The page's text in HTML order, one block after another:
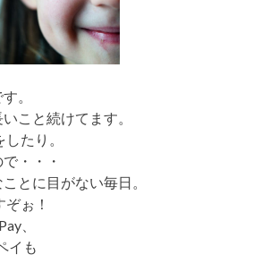
。
こと続けてます。
たり。
・・・
とに目がない毎日。
ぉ！
、
イも